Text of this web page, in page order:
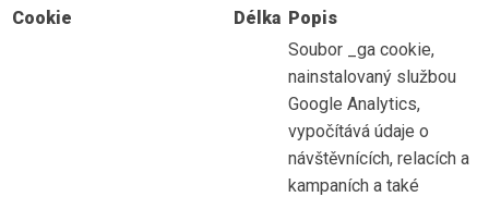
Cookie
Délka Popis
Soubor _ga cookie,
nainstalovaný službou
Google Analytics,
vypočítává údaje o
návštěvnících, relacích a
kampaních a také